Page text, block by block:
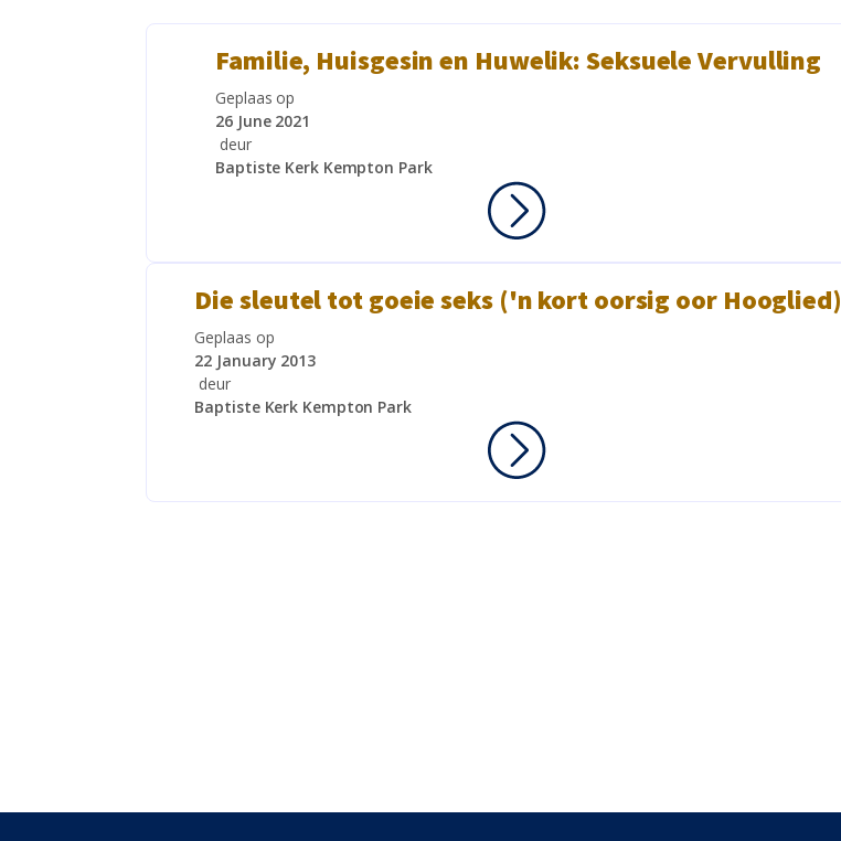
Familie, Huisgesin en Huwelik: Seksuele Vervulling
Geplaas op
26 June 2021
deur
Baptiste Kerk Kempton Park
Die sleutel tot goeie seks ('n kort oorsig oor Hooglied)
Geplaas op
22 January 2013
deur
Baptiste Kerk Kempton Park